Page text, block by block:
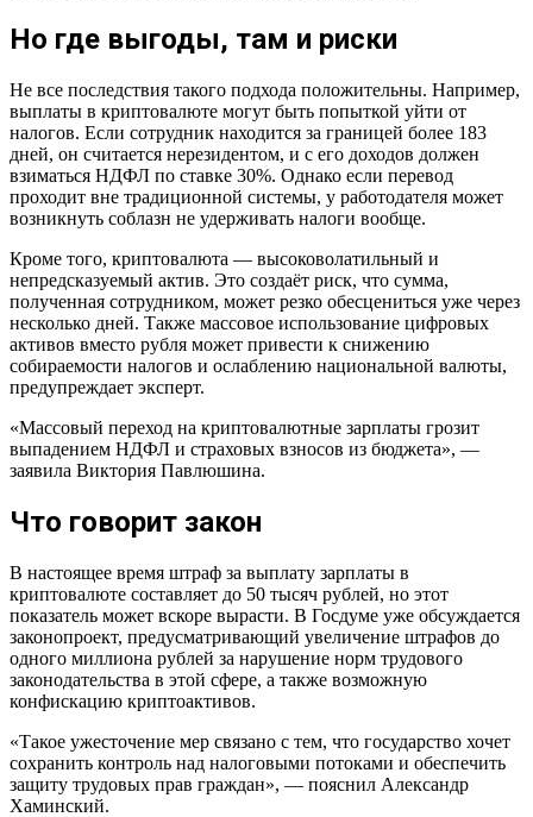
Но где выгоды, там и риски
Не все последствия такого подхода положительны. Например,
выплаты в криптовалюте могут быть попыткой уйти от
налогов. Если сотрудник находится за границей более 183
дней, он считается нерезидентом, и с его доходов должен
взиматься НДФЛ по ставке 30%. Однако если перевод
проходит вне традиционной системы, у работодателя может
возникнуть соблазн не удерживать налоги вообще.
Кроме того, криптовалюта — высоковолатильный и
непредсказуемый актив. Это создаёт риск, что сумма,
полученная сотрудником, может резко обесцениться уже через
несколько дней. Также массовое использование цифровых
активов вместо рубля может привести к снижению
собираемости налогов и ослаблению национальной валюты,
предупреждает эксперт.
«Массовый переход на криптовалютные зарплаты грозит
выпадением НДФЛ и страховых взносов из бюджета», —
заявила Виктория Павлюшина.
Что говорит закон
В настоящее время штраф за выплату зарплаты в
криптовалюте составляет до 50 тысяч рублей, но этот
показатель может вскоре вырасти. В Госдуме уже обсуждается
законопроект, предусматривающий увеличение штрафов до
одного миллиона рублей за нарушение норм трудового
законодательства в этой сфере, а также возможную
конфискацию криптоактивов.
«Такое ужесточение мер связано с тем, что государство хочет
сохранить контроль над налоговыми потоками и обеспечить
защиту трудовых прав граждан», — пояснил Александр
Хаминский.